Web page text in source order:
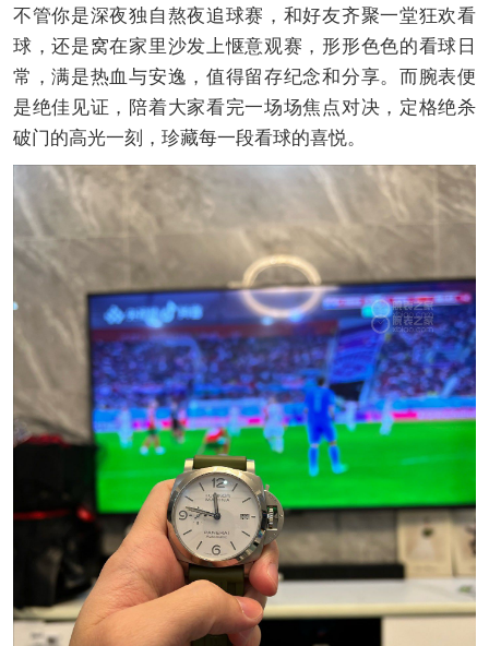
不管你是深夜独自熬夜追球赛，和好友齐聚一堂狂欢看
球，还是窝在家里沙发上惬意观赛，形形色色的看球日
常，满是热血与安逸，值得留存纪念和分享。而腕表便
是绝佳见证，陪着大家看完一场场焦点对决，定格绝杀
破门的高光一刻，珍藏每一段看球的喜悦。